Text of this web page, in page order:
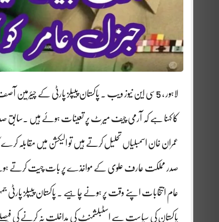
لاہور ، 5سی این نیوز ویب ۔ پاکستان پیپلز پارٹی کے
کا کہنا ہے کہ آرمی چیف میرٹ پر تعینات ہوئے ہیں
عمران خان اسمبلیاں تحلیل کرتے ہیں تو الیکشن میں مقابلہ
صدر مملکت عارف علوی کے مواخذے پر بات چیت کرتے ہوئے
عام انتخابات اپنے وقت پر ہونے چاہیے ۔ پاکستان پیپلز پارٹی
پاکستان کی سیاست سے اسٹبلشمنٹ کی مداخلت نہ کرنے کی